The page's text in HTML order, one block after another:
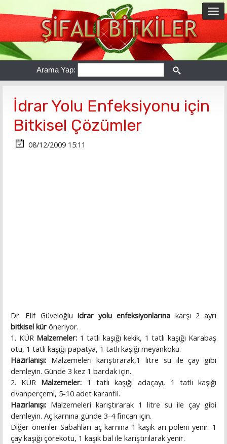
Arama Yap:
İdrar Yolu Enfeksiyonu için
Bitkisel Çözümler
08/12/2009 15:11
Dr. Elif Güveloğlu idrar yolu enfeksiyonlarına karşı 2 ayrı
bitkisel kür öneriyor.
1. KÜR Malzemeler: 1 tatlı kaşığı kekik, 1 tatlı kaşığı Karabaş
otu, 1 tatlı kaşığı papatya, 1 tatlı kaşığı meyankökü.
Hazırlanışı: Malzemeleri karıştırarak,1 litre su ile çay gibi
demleyin. Günde 3 kez 1 bardak için.
2. KÜR Malzemeler: 1 tatlı kaşığı adaçayı, 1 tatlı kaşığı
civanperçemi, 5-10 adet karanfil.
Hazırlanışı: Malzemeleri karıştırarak 1 litre su ile çay gibi
demleyin. Aç karnına günde 3-4 fincan için.
Diğer öneriler Sabahları aç karnına 1 kaşık arı poleni yenir. 1
çay kaşığı çörekotu, 1 kaşık bal ile karıştırılarak yenir.